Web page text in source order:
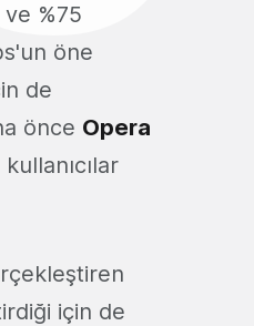
%75
öne
de
önce Opera
için de